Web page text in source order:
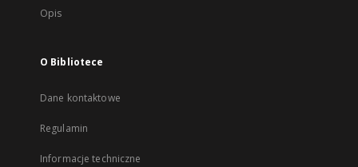
Opis
O Bibliotece
Dane kontaktowe
Regulamin
Informacje techniczne